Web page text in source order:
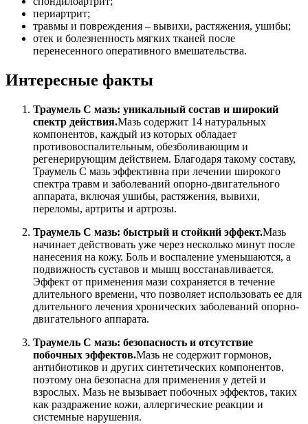
периартрит;
травмы и повреждения – вывихи, растяжения, ушибы;
отек и болезненность мягких тканей после
перенесенного оперативного вмешательства.
Интересные факты
Траумель С мазь: уникальный состав и широкий
спектр действия.Мазь содержит 14 натуральных
компонентов, каждый из которых обладает
противовоспалительным, обезболивающим и
регенерирующим действием. Благодаря такому составу,
Траумель С мазь эффективна при лечении широкого
спектра травм и заболеваний опорно-двигательного
аппарата, включая ушибы, растяжения, вывихи,
переломы, артриты и артрозы.
Траумель С мазь: быстрый и стойкий эффект.Мазь
начинает действовать уже через несколько минут после
нанесения на кожу. Боль и воспаление уменьшаются, а
подвижность суставов и мышц восстанавливается.
Эффект от применения мази сохраняется в течение
длительного времени, что позволяет использовать ее для
длительного лечения хронических заболеваний опорно-
двигательного аппарата.
Траумель С мазь: безопасность и отсутствие
побочных эффектов.Мазь не содержит гормонов,
антибиотиков и других синтетических компонентов,
поэтому она безопасна для применения у детей и
взрослых. Мазь не вызывает побочных эффектов, таких
как раздражение кожи, аллергические реакции и
системные нарушения.